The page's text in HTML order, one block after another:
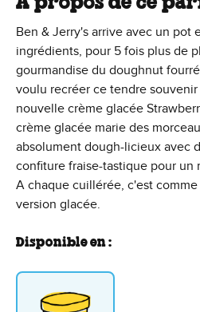
Ben & Jerry's arrive avec un pot
ingrédients, pour 5 fois plus de
gourmandise du doughnut
voulu recréer ce tendre
nouvelle crème glacée
crème glacée marie des
absolument dough-licieux avec
confiture fraise-tastique pour un
A chaque cuillérée, c'est
version glacée.
Disponible en :